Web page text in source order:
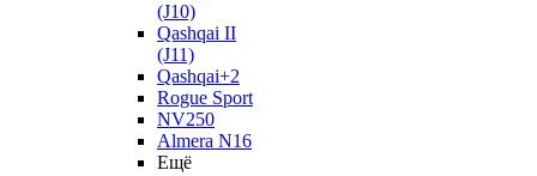
(J10)
Qashqai II
(J11)
Qashqai+2
Rogue Sport
NV250
Almera N16
Ещё